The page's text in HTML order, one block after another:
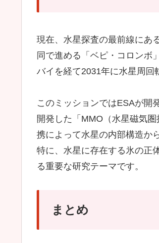
現在、水星探査の最前線にあ
同で進める「ベピ・コロンボ
バイを経て2031年に水星周回
このミッションではESAが開
開発した「MMO（水星磁気
携によって水星の内部構造か
特に、水星に存在する氷の正
る重要な研究テーマです。
まとめ